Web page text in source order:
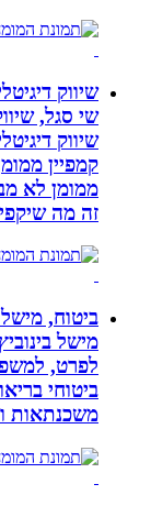
שיווק דיגיטלי, שי
שי סגל, שיווק
שיווק
קמפיין ממומן
ממומן לא מביא
זה מה שיקפיץ
ביטוח, מישל
מישל בינוביץ,
לפרט, למשפחה
ביטוחי בריאות
משכנתאות ועוד.